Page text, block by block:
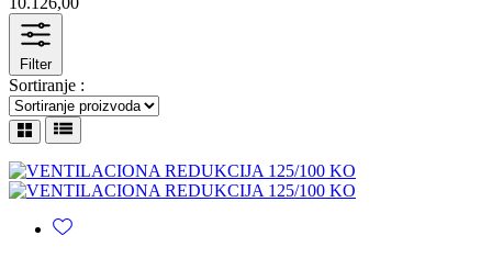
Filter
Sortiranje :